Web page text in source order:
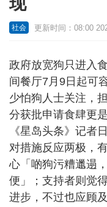
社会 更新时间：08:00
政府放宽狗只进入
间餐厅7月9日起可
少怕狗人士关注，
分获批申请食肆更
《星岛头条》记者
对措施反应两极，
心「啲狗污糟邋遢
便」；支持者则觉
进步，不过也应顾